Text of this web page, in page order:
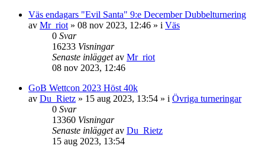
Väs endagars "Evil Santa" 9:e December Dubbelturnering
av Mr_riot » 08 nov 2023, 12:46 » i Väs
0 Svar
16233 Visningar
Senaste inläggetav Mr_riot
08 nov 2023, 12:46
GoB Wettcon 2023 Höst 40k
av Du_Rietz » 15 aug 2023, 13:54 » i Övriga turneringar
0 Svar
13360 Visningar
Senaste inläggetav Du_Rietz
15 aug 2023, 13:54